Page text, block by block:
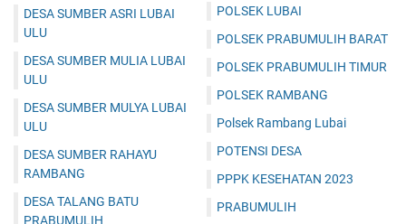
DESA SUMBER ASRI LUBAI
ULU
DESA SUMBER MULIA LUBAI
ULU
DESA SUMBER MULYA LUBAI
ULU
DESA SUMBER RAHAYU
RAMBANG
DESA TALANG BATU
PRABUMULIH
POLSEK LUBAI
POLSEK PRABUMULIH BARAT
POLSEK PRABUMULIH TIMUR
POLSEK RAMBANG
Polsek Rambang Lubai
POTENSI DESA
PPPK KESEHATAN 2023
PRABUMULIH